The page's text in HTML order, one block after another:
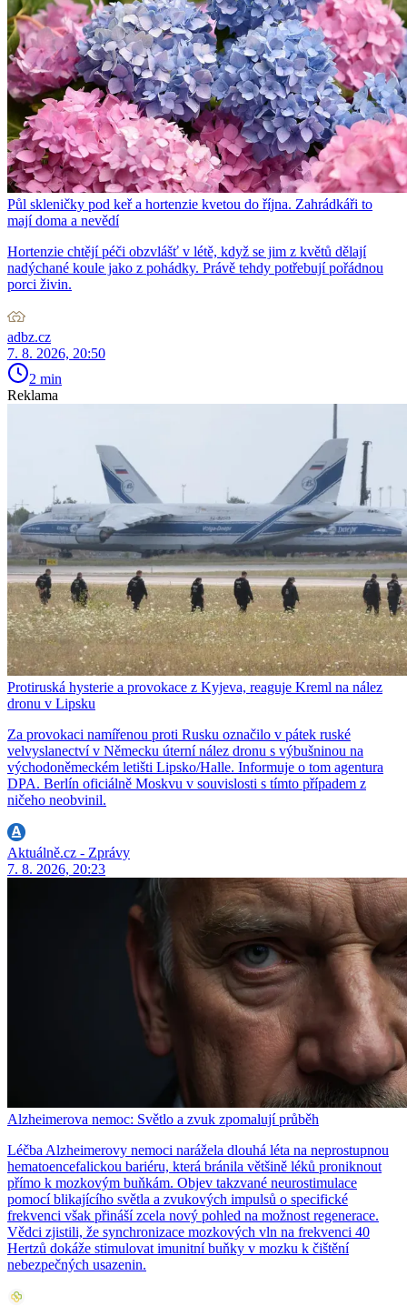
Půl skleničky pod keř a hortenzie kvetou do října. Zahrádkáři to
mají doma a nevědí
Hortenzie chtějí péči obzvlášť v létě, když se jim z květů dělají
nadýchané koule jako z pohádky. Právě tehdy potřebují pořádnou
porci živin.
adbz.cz
7. 8. 2026, 20:50
2 min
Reklama
Protiruská hysterie a provokace z Kyjeva, reaguje Kreml na nález
dronu v Lipsku
Za provokaci namířenou proti Rusku označilo v pátek ruské
velvyslanectví v Německu úterní nález dronu s výbušninou na
východoněmeckém letišti Lipsko/Halle. Informuje o tom agentura
DPA. Berlín oficiálně Moskvu v souvislosti s tímto případem z
ničeho neobvinil.
Aktuálně.cz - Zprávy
7. 8. 2026, 20:23
Alzheimerova nemoc: Světlo a zvuk zpomalují průběh
Léčba Alzheimerovy nemoci narážela dlouhá léta na neprostupnou
hematoencefalickou bariéru, která bránila většině léků proniknout
přímo k mozkovým buňkám. Objev takzvané neurostimulace
pomocí blikajícího světla a zvukových impulsů o specifické
frekvenci však přináší zcela nový pohled na možnost regenerace.
Vědci zjistili, že synchronizace mozkových vln na frekvenci 40
Hertzů dokáže stimulovat imunitní buňky v mozku k čištění
nebezpečných usazenin.